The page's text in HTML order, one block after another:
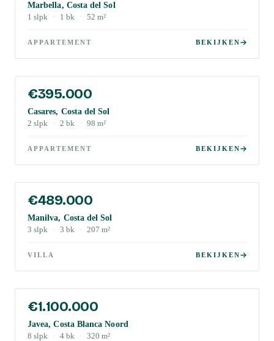
Marbella, Costa del Sol
1 slpk · 1 bk · 52 m²
APPARTEMENT BEKIJKEN
€395.000
Casares, Costa del Sol
2 slpk · 2 bk · 98 m²
APPARTEMENT BEKIJKEN
€489.000
Manilva, Costa del Sol
3 slpk · 3 bk · 207 m²
VILLA BEKIJKEN
€1.100.000
Javea, Costa Blanca Noord
8 slpk · 4 bk · 320 m²